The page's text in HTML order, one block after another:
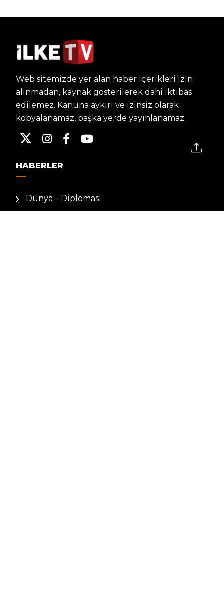
Web sitemizde yer alan haber içerikleri izin
alınmadan, kaynak gösterilerek dahi iktibas
edilemez. Kanuna aykırı ve izinsiz olarak
kopyalanamaz, başka yerde yayınlanamaz.
HABERLER
Dünya – Diplomasi